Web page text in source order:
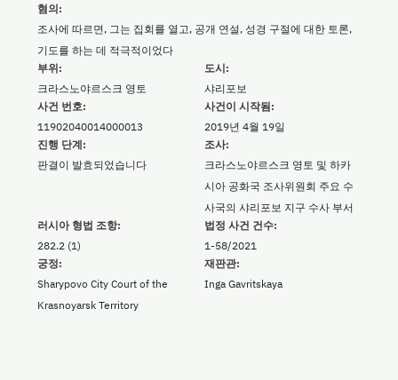
부위:
크라스노야르스크 영토
도시:
샤리포보
혐의:
조사에 따르면, 그는 집회를 열고, 공개 연설, 성경 구절에 대한 토론,
기도를 하는 데 적극적이었다
사건 번호:
11902040014000013
사건이 시작됨:
2019년 4월 19일
진행 단계:
판결이 발효되었습니다
조사:
크라스노야르스크 영토 및 하카
시아 공화국 조사위원회 주요 수
사국의 샤리포보 지구 수사 부서
러시아 형법 조항:
282.2 (1)
법정 사건 건수:
1-58/2021
궁정:
Sharypovo City Court of the
Krasnoyarsk Territory
재판관:
Inga Gavritskaya